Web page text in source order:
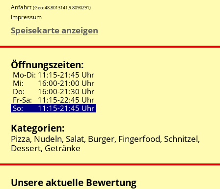
Anfahrt (Geo:48.8013141,9.8090291)
Impressum
Speisekarte anzeigen
Öffnungszeiten:
Mo-Di: 11:15-21:45 Uhr
Mi:
16:00-21:00 Uhr
Do:
16:00-21:30 Uhr
Fr-Sa:
11:15-22:45 Uhr
So:
11:15-21:45 Uhr
Kategorien:
Pizza, Nudeln, Salat, Burger, Fingerfood, Schnitzel,
Dessert, Getränke
Unsere aktuelle Bewertung